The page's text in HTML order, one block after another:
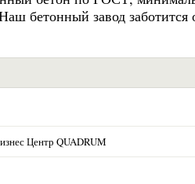
бетонный завод заботится
Центр QUADRUM